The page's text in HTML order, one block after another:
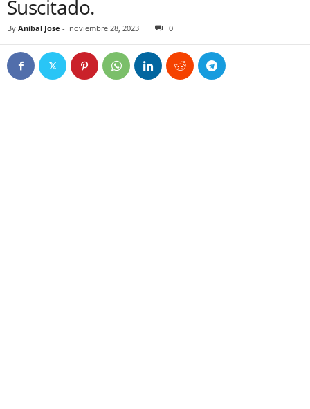
Suscitado.
By Anibal Jose - noviembre 28, 2023 0